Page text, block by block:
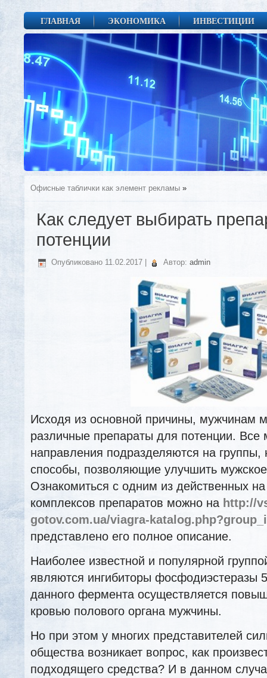
ГЛАВНАЯ ЭКОНОМИКА ИНВЕСТИЦИИ
Офисные таблички как элемент рекламы »
Как следует выбирать
потенции
Опубликовано 11.02.2017 Автор: admin
Исходя из основной причины, мужчинам
различные препараты для потенции. Все
направления подразделяются на группы,
способы, позволяющие улучшить
Ознакомиться с одним из действенных
комплексов препаратов можно на http://
gotov.com.ua/viagra-
представлено его полное описание.
Наиболее известной и популярной
являются ингибиторы фосфодиэстеразы
данного фермента осуществляется
кровью полового органа мужчины.
Но при этом у многих представителей
общества возникает вопрос, как
подходящего средства? И в данном